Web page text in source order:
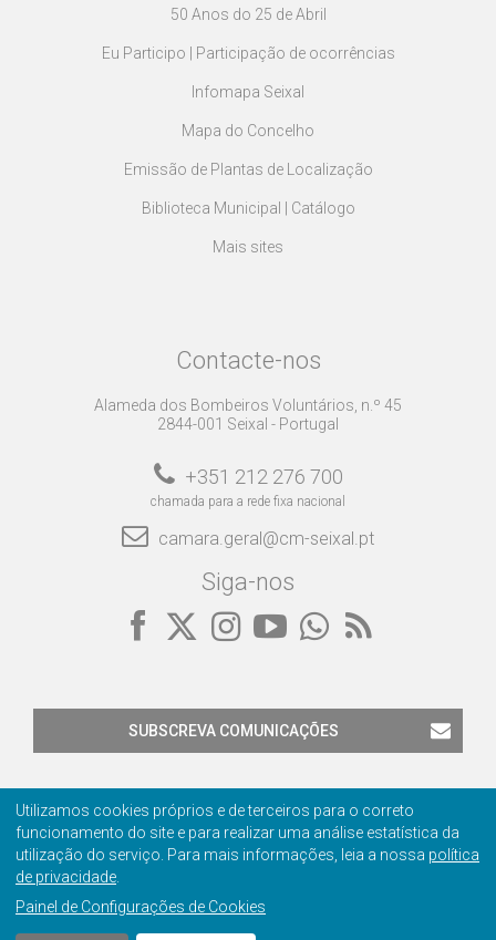
50 Anos do 25 de Abril
Eu Participo | Participação de ocorrências
Infomapa Seixal
Mapa do Concelho
Emissão de Plantas de Localização
Biblioteca Municipal | Catálogo
Mais sites
Contacte-nos
Alameda dos Bombeiros Voluntários, n.º 45
2844-001 Seixal - Portugal
+351 212 276 700
chamada para a rede fixa nacional
camara.geral@cm-seixal.pt
Siga-nos
SUBSCREVA COMUNICAÇÕES
Contactos
© 2001-2026 Câmara Municipal do Seixal
Utilizamos cookies próprios e de terceiros para o correto
funcionamento do site e para realizar uma análise estatística da
utilização do serviço. Para mais informações, leia a nossa política
de privacidade
Painel de Configurações de Cookies